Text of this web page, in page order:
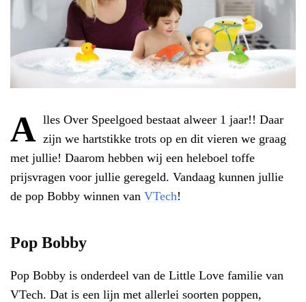
A lles Over Speelgoed bestaat alweer 1 jaar!! Daar
zijn we hartstikke trots op en dit vieren we graag
met jullie! Daarom hebben wij een heleboel toffe
prijsvragen voor jullie geregeld. Vandaag kunnen jullie
de pop Bobby winnen van VTech!
Pop Bobby
Pop Bobby is onderdeel van de Little Love familie van
VTech. Dat is een lijn met allerlei soorten poppen,